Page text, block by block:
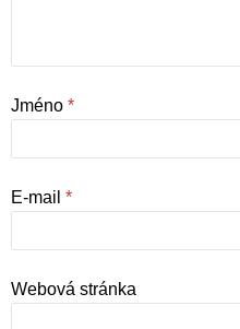
Jméno *
E-mail *
Webová stránka